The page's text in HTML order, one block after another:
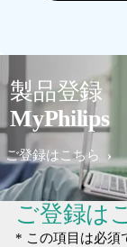
製品登録
MyPhilips
ご登録はこちら
ご登録は
* この項目は必須